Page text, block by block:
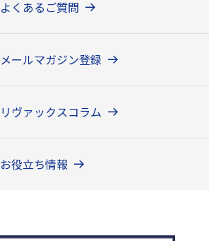
よくあるご質問
メールマガジン登録
リヴァックスコラム
お役立ち情報